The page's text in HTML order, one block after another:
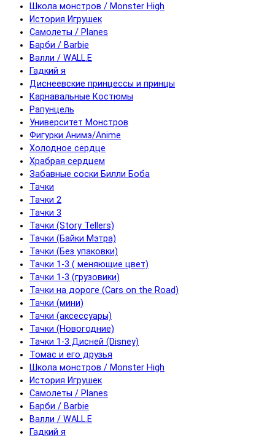
Школа монстров / Monster High
История Игрушек
Самолеты / Planes
Барби / Barbie
Валли / WALL.E
Гадкий я
Диснеевские принцессы и принцы
Карнавальные Костюмы
Рапунцель
Университет Монстров
Фигурки Анимэ/Anime
Холодное сердце
Храбрая сердцем
Забавные соски Билли Боба
Тачки
Тачки 2
Тачки 3
Тачки (Story Tellers)
Тачки (Байки Мэтра)
Тачки (Без упаковки)
Тачки 1-3 ( меняющие цвет)
Тачки 1-3 (грузовики)
Тачки на дороге (Cars on the Road)
Тачки (мини)
Тачки (аксессуары)
Тачки (Новогодние)
Тачки 1-3 Дисней (Disney)
Томас и его друзья
Школа монстров / Monster High
История Игрушек
Самолеты / Planes
Барби / Barbie
Валли / WALL.E
Гадкий я